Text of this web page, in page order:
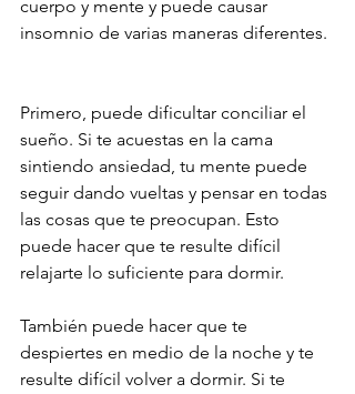
cuerpo y mente y puede causar
insomnio de varias maneras diferentes.
Primero, puede dificultar conciliar el
sueño. Si te acuestas en la cama
sintiendo ansiedad, tu mente puede
seguir dando vueltas y pensar en todas
las cosas que te preocupan. Esto
puede hacer que te resulte difícil
relajarte lo suficiente para dormir.
También puede hacer que te
despiertes en medio de la noche y te
resulte difícil volver a dormir. Si te